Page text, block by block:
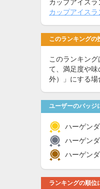
カップアイスラ
カップアイスラ
このランキングの
このランキン
て、満足度や
外）」にする場
ユーザーのバッジ
ハーゲン
ハーゲン
ハーゲン
ランキングの順位